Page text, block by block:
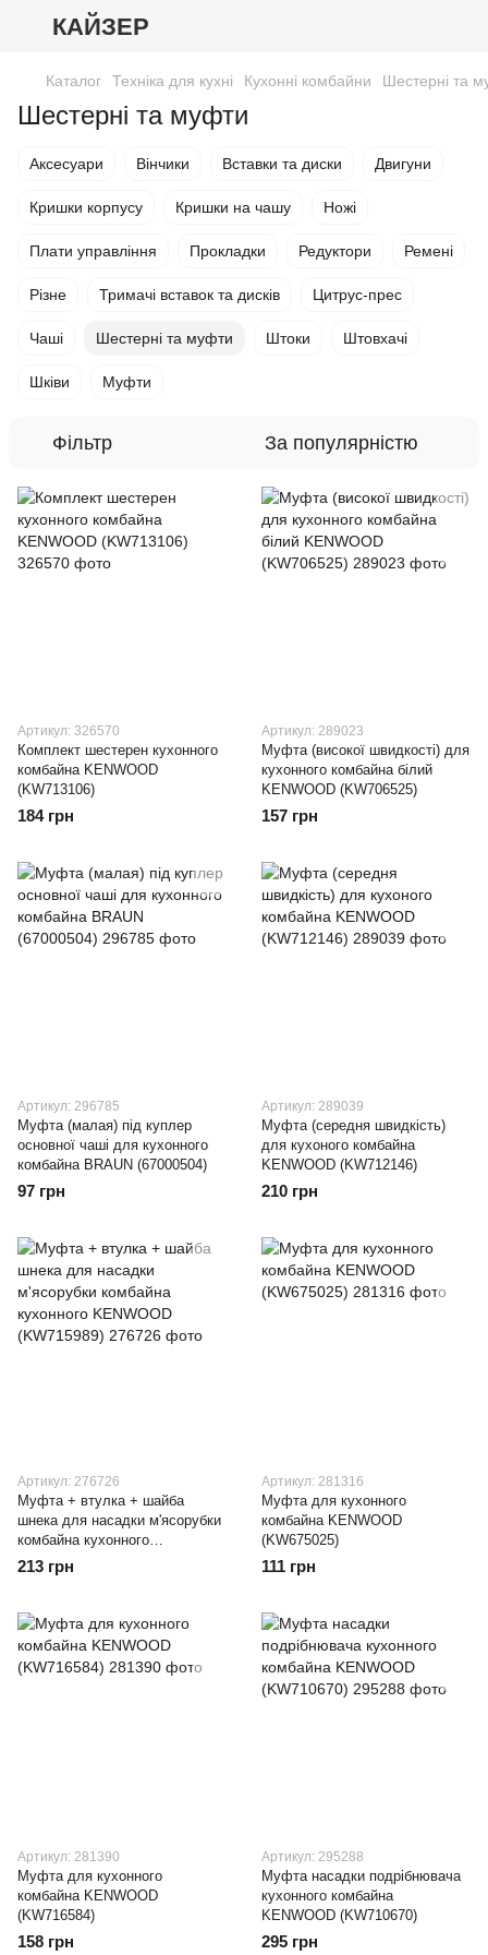
КАЙЗЕР
Каталог Техніка для кухні Кухонні комбайни Шестерні та
Шестерні та муфти
Аксесуари Вінчики Вставки та диски Двигуни
Кришки корпусу Кришки на чашу Ножі
Плати управління Прокладки Редуктори Ремені
Різне Тримачі вставок та дисків Цитрус-прес
Чаші Шестерні та муфти Штоки Штовхачі
Шківи Муфти
Фільтр За популярністю
Артикул: 326570
Комплект шестерен кухонного
комбайна KENWOOD
(KW713106)
184 грн
Артикул: 289023
Муфта (високої швидкості) для
кухонного комбайна білий
KENWOOD (KW706525)
157 грн
Артикул: 296785
Муфта (малая) під куплер
основної чаші для кухонного
комбайна BRAUN (67000504)
97 грн
Артикул: 289039
Муфта (середня швидкість)
для кухоного комбайна
KENWOOD (KW712146)
210 грн
Артикул: 276726
Муфта + втулка + шайба
шнека для насадки м'ясорубки
комбайна кухонного
KENWOOD (KW715989)
213 грн
Артикул: 281316
Муфта для кухонного
комбайна KENWOOD
(KW675025)
111 грн
Артикул: 281390
Муфта для кухонного
комбайна KENWOOD
(KW716584)
158 грн
Артикул: 295288
Муфта насадки подрібнювача
кухонного комбайна
KENWOOD (KW710670)
295 грн